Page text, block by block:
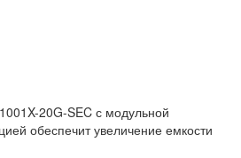
20G-SEC с модульной
обеспечит увеличение емкости